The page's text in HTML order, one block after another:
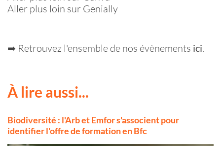
Aller plus loin sur Genially
➡ Retrouvez l'ensemble de nos évènements ici.
À lire aussi...
Biodiversité : l'Arb et Emfor s'associent pour
identifier l'offre de formation en Bfc